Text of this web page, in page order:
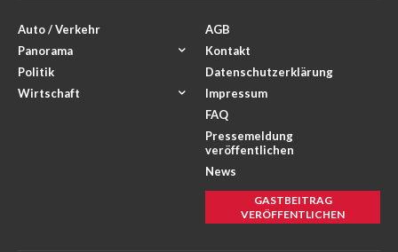
Auto / Verkehr
Panorama
Politik
Wirtschaft
AGB
Kontakt
Datenschutzerklärung
Impressum
FAQ
Pressemeldung
veröffentlichen
News
GASTBEITRAG
VERÖFFENTLICHEN